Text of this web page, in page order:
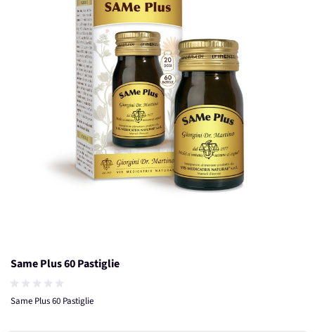
Same Plus 60 Pastiglie
Same Plus 60 Pastiglie